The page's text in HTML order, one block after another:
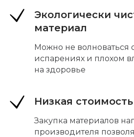
Экологически
материал
Можно не волноваться
испарениях и плохом
на здоровье
Низкая стоимость
Закупка материалов
производителя